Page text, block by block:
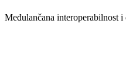
Međulančana interoperabilnost